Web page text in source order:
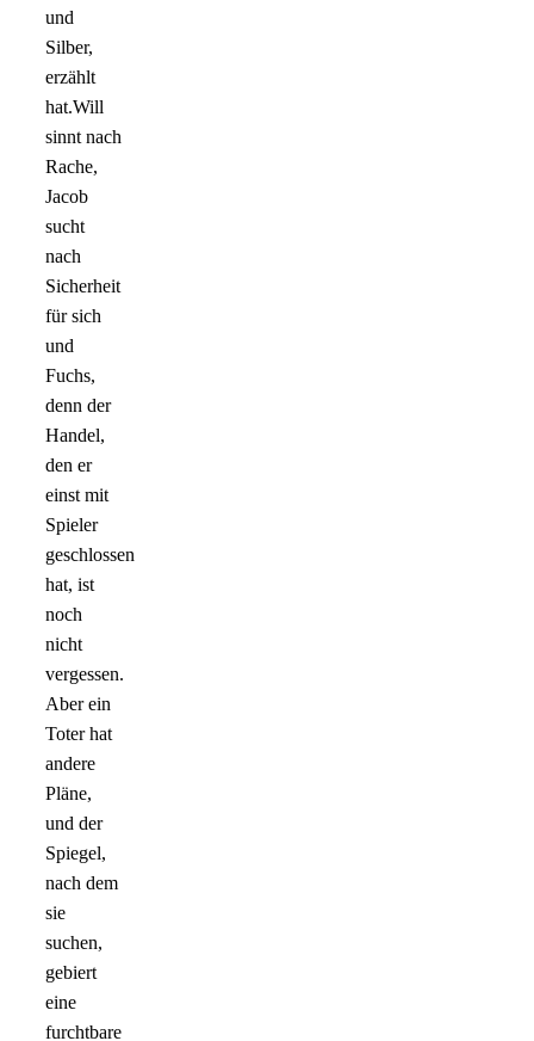
und
Silber,
erzählt
hat.Will
sinnt nach
Rache,
Jacob
sucht
nach
Sicherheit
für sich
und
Fuchs,
denn der
Handel,
den er
einst mit
Spieler
geschlossen
hat, ist
noch
nicht
vergessen.
Aber ein
Toter hat
andere
Pläne,
und der
Spiegel,
nach dem
sie
suchen,
gebiert
eine
furchtbare